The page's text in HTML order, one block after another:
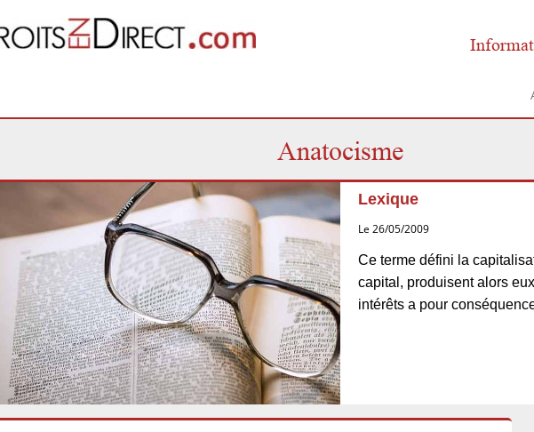
Anatocisme
Lexique
Le 26/05/2009
Ce terme défini la
capital, produisent alors
intérêts a pour